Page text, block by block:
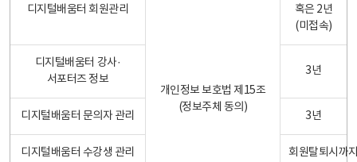
디지털배움터 회원관리
개인정보 보호법 제15조
(정보주체 동의)
혹은 2년
(미접속)
디지털배움터 강사·
서포터즈 정보
3년
디지털배움터 문의자 관리 3년
디지털배움터 수강생 관리 회원탈퇴시까